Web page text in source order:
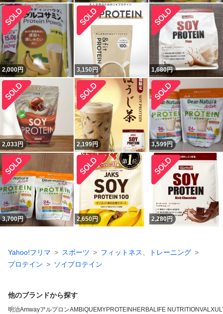
2,000円 3,150 円 1,680円
2,033円 2,199円 3,599円
3,700円 2,650円 2,280 円
Yahoo!フリマ スポーツ
フィットネス、トレーニング
プロテイン
ソイプロテイン
他のブランドから探す
明治AmwayアルプロンAMBiQUEMYPROTEIN HERBALIFE NUTRITIONVALX